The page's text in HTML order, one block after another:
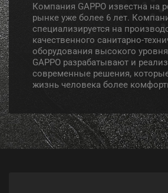
Компания GAPPO известна на
рынке уже более 6 лет.
специализируется на
качественного санитарно-
оборудования высокого
GAPPO разрабатывают и
современные решения,
жизнь человека более